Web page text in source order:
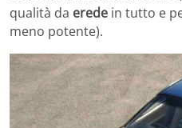
qualità da erede in tutto e
meno potente).